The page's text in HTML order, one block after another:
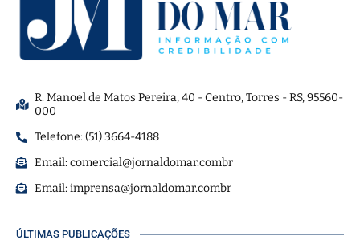
R. Manoel de Matos Pereira, 40 - Centro, Torres - RS, 95560-
000
Telefone: (51) 3664-4188
Email:comercial@jornaldomar.combr
Email:imprensa@jornaldomar.combr
ÚLTIMAS PUBLICAÇÕES